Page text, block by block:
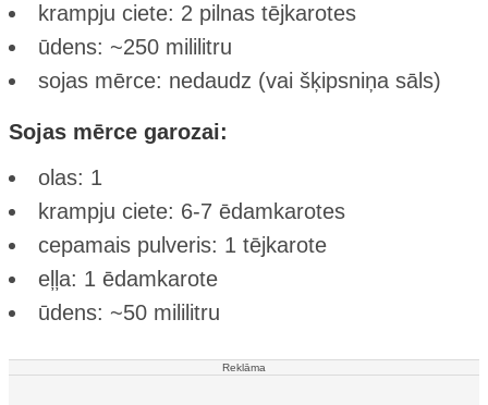
krampju ciete: 2 pilnas tējkarotes
ūdens: ~250 mililitru
sojas mērce: nedaudz (vai šķipsniņa sāls)
Sojas mērce garozai:
olas: 1
krampju ciete: 6-7 ēdamkarotes
cepamais pulveris: 1 tējkarote
eļļa: 1 ēdamkarote
ūdens: ~50 mililitru
Reklāma